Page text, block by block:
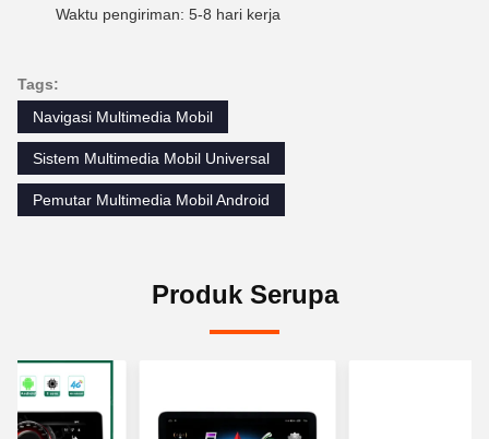
Waktu pengiriman: 5-8 hari kerja
Tags:
Navigasi Multimedia Mobil
Sistem Multimedia Mobil Universal
Pemutar Multimedia Mobil Android
Produk Serupa